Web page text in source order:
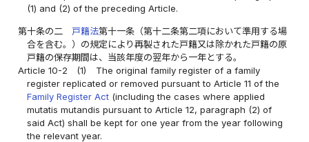
(1) and (2) of the preceding Article.
第十条の二 戸籍法第十一条（第十二条第二項において準用する場
合を含む。）の規定により再製された戸籍又は除かれた戸籍の原
戸籍の保存期間は、当該年度の翌年から一年とする。
Article 10-2
(1)
The original family register of a family
register replicated or removed pursuant to Article 11 of the
Family Register Act (including the cases where applied
mutatis mutandis pursuant to Article 12, paragraph (2) of
said Act) shall be kept for one year from the year following
the relevant year.